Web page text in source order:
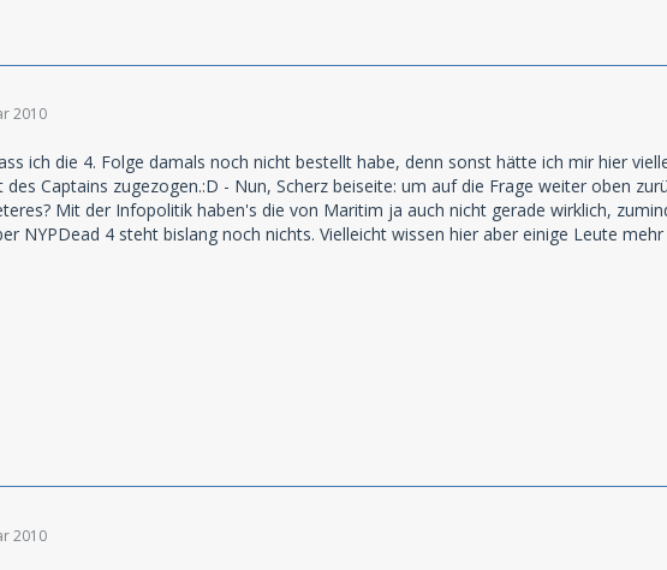
2010
ich die 4. Folge damals noch nicht bestellt habe, denn sonst hätte ich mir hier
des Captains zugezogen.:D - Nun, Scherz beiseite: um auf die Frage weiter oben
Mit der Infopolitik haben's die von Maritim ja auch nicht gerade wirklich,
NYPDead 4 steht bislang noch nichts. Vielleicht wissen hier aber einige Leute mehr
2010